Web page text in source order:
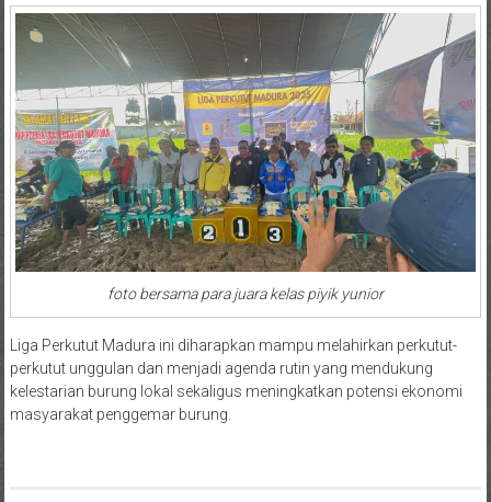
foto bersama para juara kelas piyik yunior
Liga Perkutut Madura ini diharapkan mampu melahirkan perkutut-
perkutut unggulan dan menjadi agenda rutin yang mendukung
kelestarian burung lokal sekaligus meningkatkan potensi ekonomi
masyarakat penggemar burung.